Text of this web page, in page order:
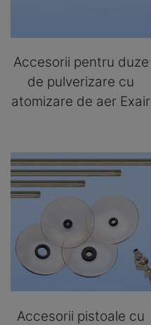
Accesorii pentru duze
de pulverizare cu
atomizare de aer Exair
Accesorii pistoale cu